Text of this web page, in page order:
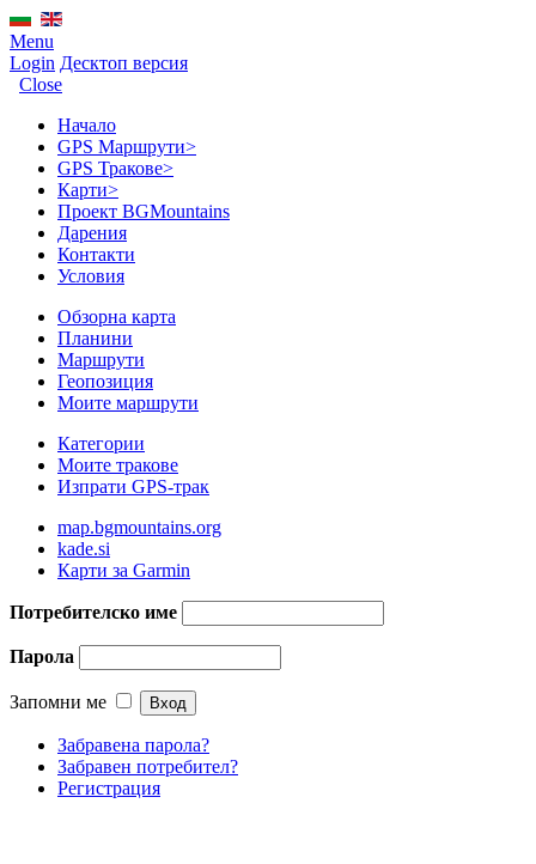
Menu
Login Десктоп версия
Close
Начало
GPS Mаршрути>
GPS Тракове>
Карти>
Проект BGMountains
Дарения
Контакти
Условия
Обзорна карта
Планини
Маршрути
Геопозиция
Моите маршрути
Категории
Моите тракове
Изпрати GPS-трак
map.bgmountains.org
kade.si
Карти за Garmin
Потребителско име
Парола
Запомни ме
Забравена парола?
Забравен потребител?
Регистрация